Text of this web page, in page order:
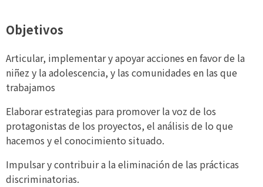
Objetivos
Articular, implementar y apoyar acciones en favor de la
niñez y la adolescencia, y las comunidades en las que
trabajamos
Elaborar estrategias para promover la voz de los
protagonistas de los proyectos, el análisis de lo que
hacemos y el conocimiento situado.
Impulsar y contribuir a la eliminación de las prácticas
discriminatorias.